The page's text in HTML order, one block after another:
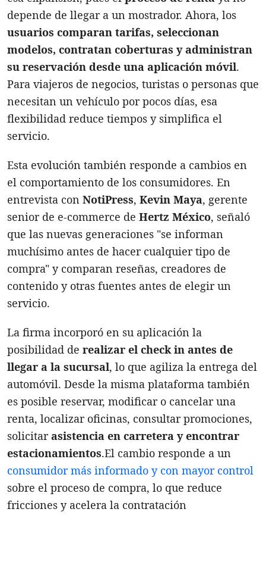
depende de llegar a un mostrador. Ahora, los
usuarios comparan tarifas, seleccionan
modelos, contratan coberturas y administran
su reservación desde una aplicación móvil.
Para viajeros de negocios, turistas o personas que
necesitan un vehículo por pocos días, esa
flexibilidad reduce tiempos y simplifica el
servicio.
Esta evolución también responde a cambios en
el comportamiento de los consumidores. En
entrevista con NotiPress, Kevin Maya, gerente
senior de e-commerce de Hertz México, señaló
que las nuevas generaciones "se informan
muchísimo antes de hacer cualquier tipo de
compra" y comparan reseñas, creadores de
contenido y otras fuentes antes de elegir un
servicio.
La firma incorporó en su aplicación la
posibilidad de realizar el check in antes de
llegar a la sucursal, lo que agiliza la entrega del
automóvil. Desde la misma plataforma también
es posible reservar, modificar o cancelar una
renta, localizar oficinas, consultar promociones,
solicitarasistencia en carretera y encontrar
estacionamientos.El cambio responde a un
consumidor más informado y con mayor control
sobre el proceso de compra, lo que reduce
fricciones y acelera la contratación